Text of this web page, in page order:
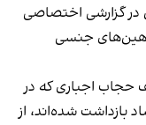
روز پنج‌شنبه ۳۰ فروردین در گزارشی اختصاصی
جنسی
حجاب اجباری که در
بازداشت شده‌اند، از